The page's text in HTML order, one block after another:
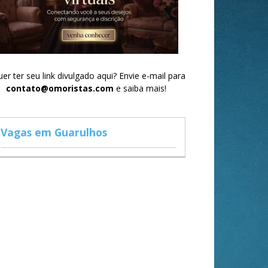
ter seu link divulgado aqui? Envie e-mail para
contato@omoristas.com e saiba mais!
Vagas em Guarulhos